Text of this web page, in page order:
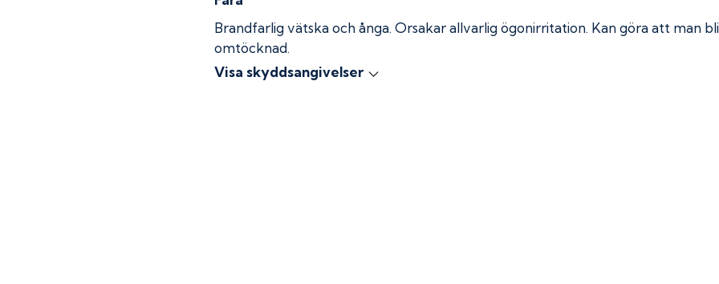
Brandfarlig vätska och ånga. Orsakar allvarlig ögonirritation. Kan göra att man
omtöcknad.
Visa skyddsangivelser